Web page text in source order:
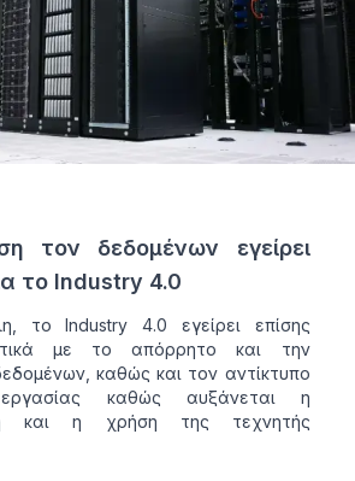
τον δεδομένων εγείρει
το Industry 4.0
το Industry 4.0 εγείρει επίσης
με το απόρρητο και την
καθώς και τον αντίκτυπο
καθώς αυξάνεται η
και η χρήση της τεχνητής